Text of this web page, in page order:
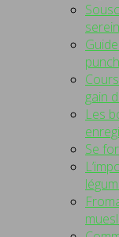
gain
Les
Se